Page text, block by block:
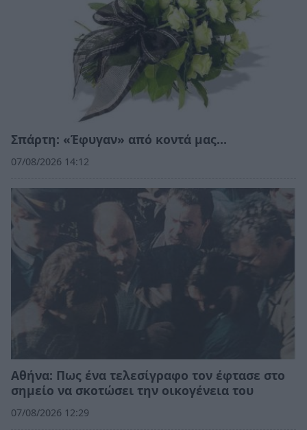
Σπάρτη: «Έφυγαν» από κοντά μας…
07/08/2026 14:12
Αθήνα: Πως ένα τελεσίγραφο τον έφτασε στο
σημείο να σκοτώσει την οικογένεια του
07/08/2026 12:29